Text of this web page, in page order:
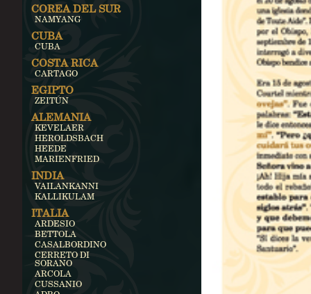
COREA DEL SUR
NAMYANG
CUBA
CUBA
COSTA RICA
CARTAGO
EGIPTO
ZEITÚN
ALEMANIA
KEVELAER
HEROLDSBACH
HEEDE
MARIENFRIED
INDIA
VAILANKANNI
KALLIKULAM
ITALIA
ARDESIO
BETTOLA
CASALBORDINO
CERRETO DI
SORANO
ARCOLA
CUSSANIO